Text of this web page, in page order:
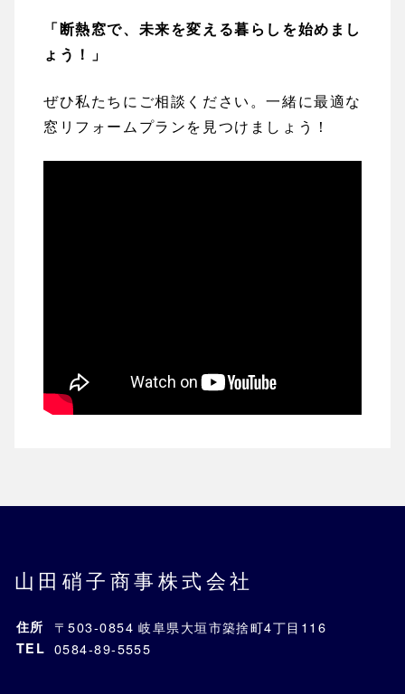
「断熱窓で、未来を変える暮らしを始めまし
ょう！」
ぜひ私たちにご相談ください。一緒に最適な
窓リフォームプランを見つけましょう！
山田硝子商事株式会社
住所 〒503-0854 岐阜県大垣市築捨町4丁目116
TEL 0584-89-5555